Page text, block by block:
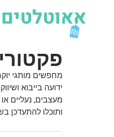
פקטורי 54 עודפים סניפים - כל סניפי האאוטלט בישראל
ידועה בייבוא
מעצבים, נעליים
ותוכלו להתעדכן